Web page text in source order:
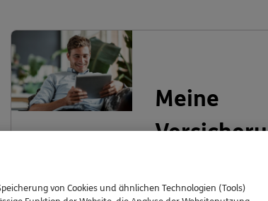
Meine
Versicheru
von Cookies und ähnlichen Technologien (Tools)